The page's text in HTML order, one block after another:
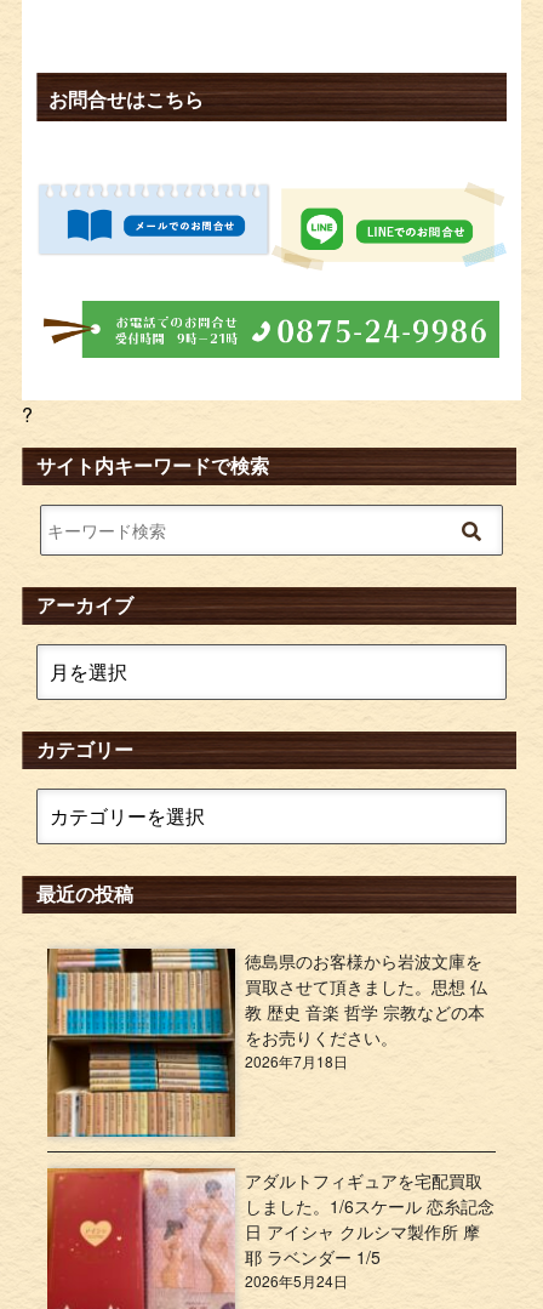
お問合せはこちら
?
サイト内キーワードで検索
アーカイブ
カテゴリー
最近の投稿
徳島県のお客様から岩波文庫を
買取させて頂きました。思想 仏
教 歴史 音楽 哲学 宗教などの本
をお売りください。
2026年7月18日
アダルトフィギュアを宅配買取
しました。1/6スケール 恋糸記念
日 アイシャ クルシマ製作所 摩
耶 ラベンダー 1/5
2026年5月24日